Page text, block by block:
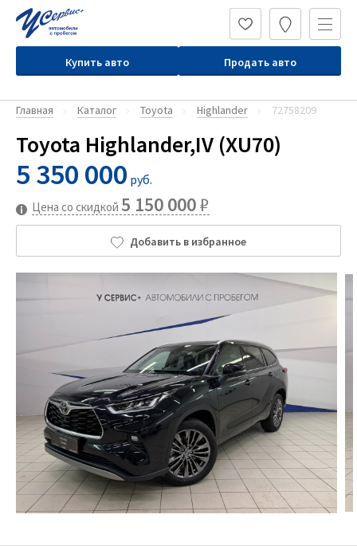
Купить авто Продать авто
Главная Каталог Toyota Highlander 72758209
Toyota Highlander,IV (XU70)
5 350 000 руб.
Цена со скидкой 5 150 000₽